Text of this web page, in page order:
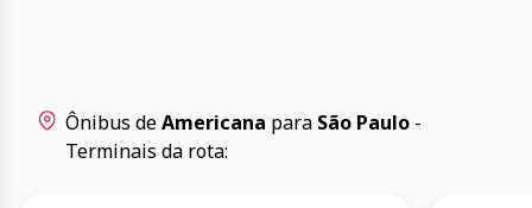
Ônibus deAmericana para São Paulo -
Terminais da rota: